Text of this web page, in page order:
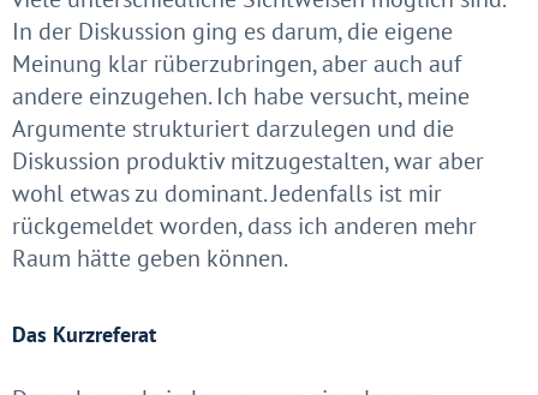
In der Diskussion ging es darum, die eigene
Meinung klar rüberzubringen, aber auch auf
andere einzugehen. Ich habe versucht, meine
Argumente strukturiert darzulegen und die
Diskussion produktiv mitzugestalten, war aber
wohl etwas zu dominant. Jedenfalls ist mir
rückgemeldet worden, dass ich anderen mehr
Raum hätte geben können.
Das Kurzreferat